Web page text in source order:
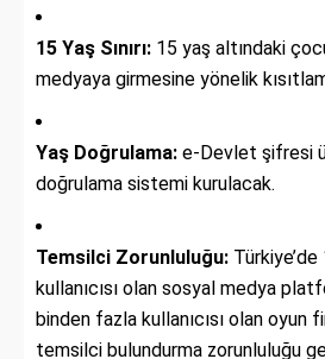
15 Yaş Sınırı: 15 yaş altındaki
medyaya girmesine yönelik
Yaş Doğrulama: e-Devlet şifresi
doğrulama sistemi kurulacak.
Temsilci Zorunluluğu:
kullanıcısı olan sosyal medya
binden fazla kullanıcısı olan oyun
temsilci bulundurma zorunluluğu